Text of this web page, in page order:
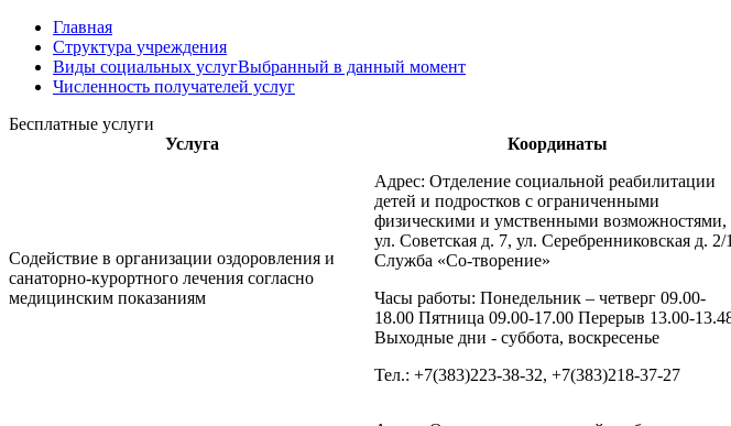
Главная
Структура учреждения
Виды социальных услугВыбранный в данный момент
Численность получателей услуг
Бесплатные услуги
Услуга
Координаты
Содействие в организации оздоровления и
санаторно-курортного лечения согласно
медицинским показаниям
Адрес: Отделение социальной реабилитации
детей и подростков с ограниченными
физическими и умственными возможностями,
ул. Советская д. 7, ул. Серебренниковская д. 2/1
Служба «Со-творение»
Часы работы: Понедельник – четверг 09.00-
18.00 Пятница 09.00-17.00 Перерыв 13.00-
Выходные дни - суббота, воскресенье
Тел.: +7(383)223-38-32, +7(383)218-37-27